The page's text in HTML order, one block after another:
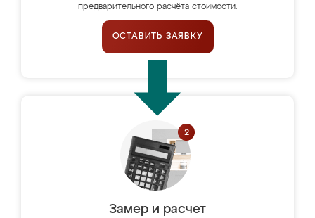
предварительного расчёта стоимости.
ОСТАВИТЬ ЗАЯВКУ
Замер и расчет